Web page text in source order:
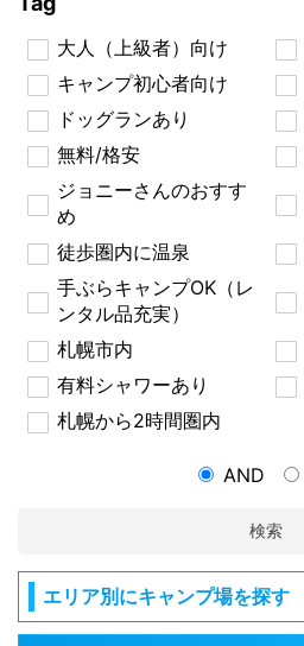
大人（上級者）向け
キャンプ初心者向け
ドッグランあり
無料/格安
ジョニーさんのおすす
め
徒歩圏内に温泉
手ぶらキャンプOK（レ
ンタル品充実）
札幌市内
有料シャワーあり
札幌から2時間圏内
AND
検索
エリア別にキャンプ場を探す